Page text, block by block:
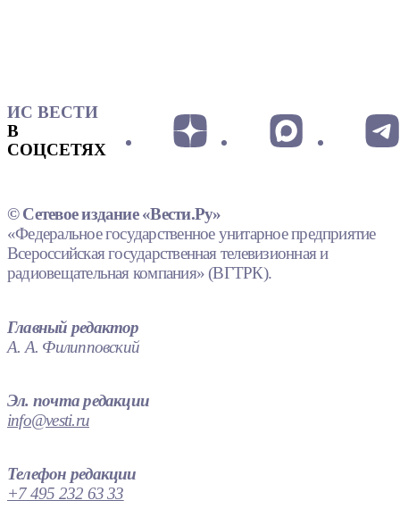
ИС ВЕСТИ
В
СОЦСЕТЯХ
© Сетевое издание «Вести.Ру»
«Федеральное государственное унитарное предприятие
Всероссийская государственная телевизионная и
радиовещательная компания» (ВГТРК).
Главный редактор
А. А. Филипповский
Эл. почта редакции
info@vesti.ru
Телефон редакции
+7 495 232 63 33